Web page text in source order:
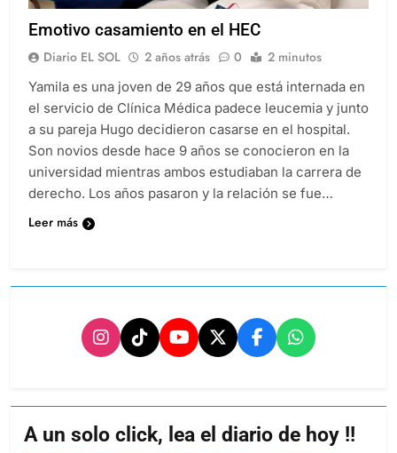
Emotivo casamiento en el HEC
Diario EL SOL 2 años atrás 0 2 minutos
Yamila es una joven de 29 años que está internada en
el servicio de Clínica Médica padece leucemia y junto
a su pareja Hugo decidieron casarse en el hospital.
Son novios desde hace 9 años se conocieron en la
universidad mientras ambos estudiaban la carrera de
derecho. Los años pasaron y la relación se fue…
Leer más
A un solo click, lea el diario de hoy !!